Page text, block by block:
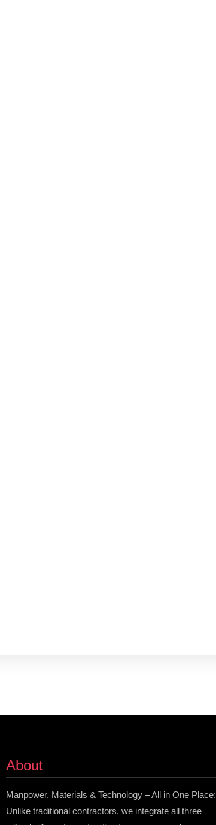
About
Manpower, Materials & Technology – All in One Place:
Unlike traditional contractors, we integrate all three